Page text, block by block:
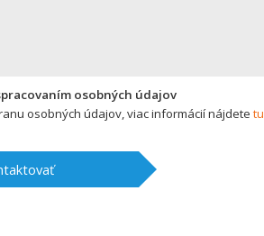
osobných údajov
osobných údajov, viac informácií nájdete tu